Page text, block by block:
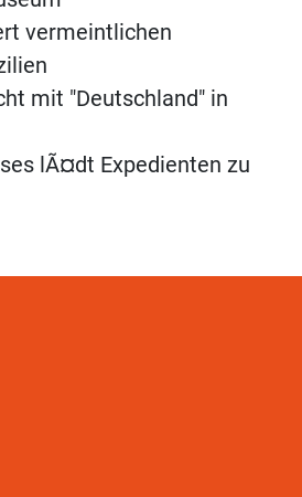
vermeintlichen
mit "Deutschland" in
lÃ¤dt Expedienten zu